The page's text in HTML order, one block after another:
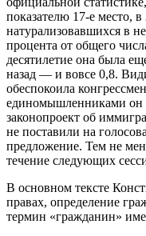
показателю 17-е место,
натурализовавшихся в
процента от общего
десятилетие она была
назад — и вовсе 0,8.
обеспокоила
единомышленниками он
законопроект об
не поставили на
предложение. Тем не
течение следующих
В основном тексте
правах, определение
термин «гражданин»